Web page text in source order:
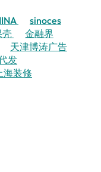
sinoces
壳
金融界
天津博涛广告
发
海装修